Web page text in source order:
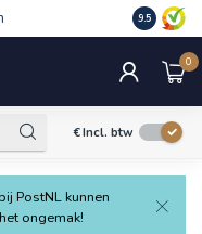
9.5
0
€Incl. btw
PostNL kunnen
ongemak!